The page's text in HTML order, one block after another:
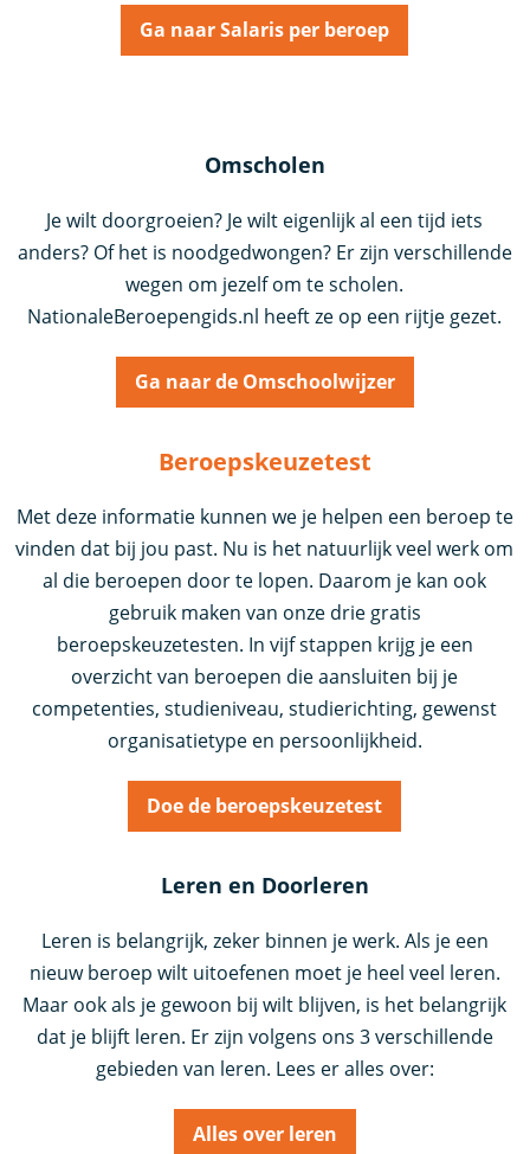
Ga naar Salaris per beroep
Omscholen
Je wilt doorgroeien? Je wilt eigenlijk al een tijd iets
anders? Of het is noodgedwongen? Er zijn verschillende
wegen om jezelf om te scholen.
NationaleBeroepengids.nl heeft ze op een rijtje gezet.
Ga naar de Omschoolwijzer
Beroepskeuzetest
Met deze informatie kunnen we je helpen een beroep te
vinden dat bij jou past. Nu is het natuurlijk veel werk om
al die beroepen door te lopen. Daarom je kan ook
gebruik maken van onze drie gratis
beroepskeuzetesten. In vijf stappen krijg je een
overzicht van beroepen die aansluiten bij je
competenties, studieniveau, studierichting, gewenst
organisatietype en persoonlijkheid.
Doe de beroepskeuzetest
Leren en Doorleren
Leren is belangrijk, zeker binnen je werk. Als je een
nieuw beroep wilt uitoefenen moet je heel veel leren.
Maar ook als je gewoon bij wilt blijven, is het belangrijk
dat je blijft leren. Er zijn volgens ons 3 verschillende
gebieden van leren. Lees er alles over:
Alles over leren